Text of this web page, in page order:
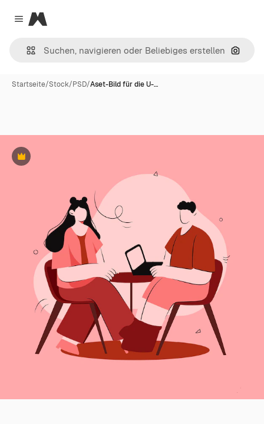
Close menu
Magnific
Nach
Startseite/Stock/PSD/Aset-Bild für die U-…
Premium